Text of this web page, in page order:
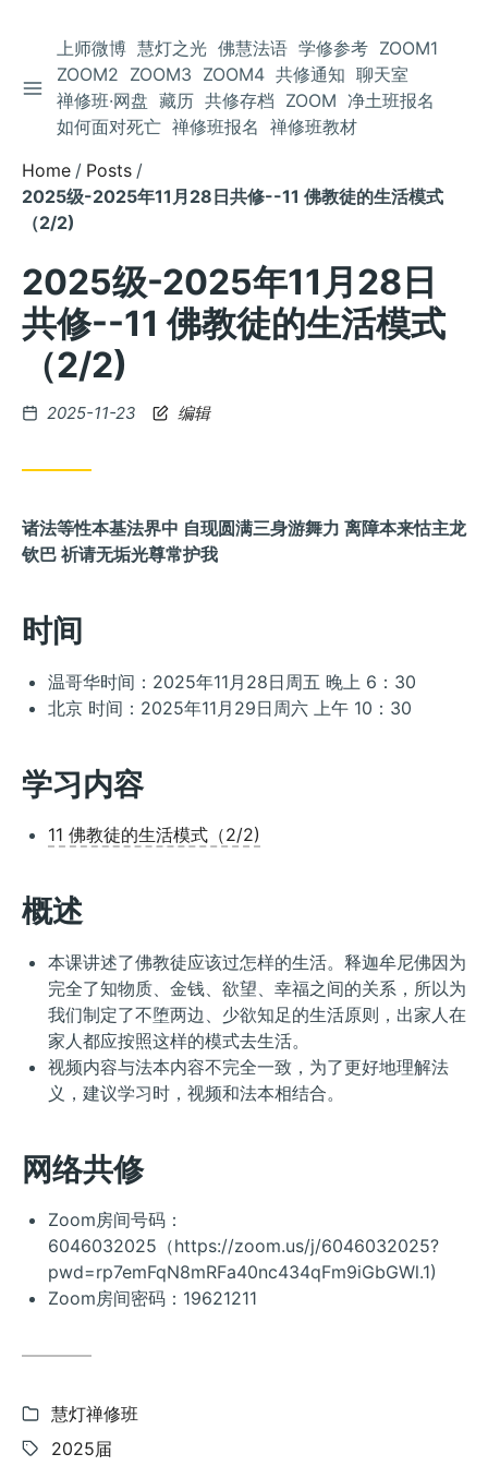
Skip
TOGGLE SIDEBAR
上师微博 慧灯之光 佛慧法语 学修参考 ZOOM1
ZOOM2 ZOOM3 ZOOM4 共修通知 聊天室
禅修班·网盘 藏历 共修存档 ZOOM 净土班报名
如何面对死亡 禅修班报名 禅修班教材
Home
Posts
2025级-2025年11月28日共修--11 佛教徒的生活模式
（2/2)
2025级-2025年11月28日
共修--11 佛教徒的生活模式
（2/2)
Posted
2025-11-23 编辑
诸法等性本基法界中 自现圆满三身游舞力 离障本来怙主龙
钦巴 祈请无垢光尊常护我
时间
温哥华时间：2025年11月28日周五 晚上 6：30
北京 时间：2025年11月29日周六 上午 10：30
学习内容
11 佛教徒的生活模式（2/2)
概述
本课讲述了佛教徒应该过怎样的生活。释迦牟尼佛因为
完全了知物质、金钱、欲望、幸福之间的关系，所以为
我们制定了不堕两边、少欲知足的生活原则，出家人在
家人都应按照这样的模式去生活。
视频内容与法本内容不完全一致，为了更好地理解法
义，建议学习时，视频和法本相结合。
网络共修
Zoom房间号码：
6046032025（https://zoom.us/j/6046032025?
pwd=rp7emFqN8mRFa40nc434qFm9iGbGWl.1)
Zoom房间密码：19621211
Categories:
慧灯禅修班
Tags:
2025届